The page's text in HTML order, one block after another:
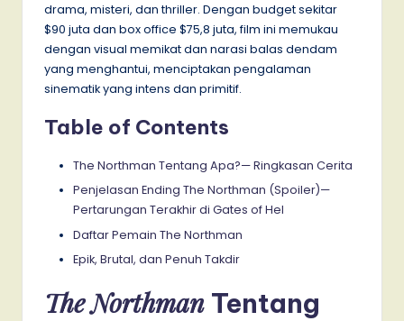
drama, misteri, dan thriller. Dengan budget sekitar
$90 juta dan box office $75,8 juta, film ini memukau
dengan visual memikat dan narasi balas dendam
yang menghantui, menciptakan pengalaman
sinematik yang intens dan primitif.
Table of Contents
The Northman Tentang Apa?— Ringkasan Cerita
Penjelasan Ending The Northman (Spoiler)—
Pertarungan Terakhir di Gates of Hel
Daftar Pemain The Northman
Epik, Brutal, dan Penuh Takdir
The Northman Tentang